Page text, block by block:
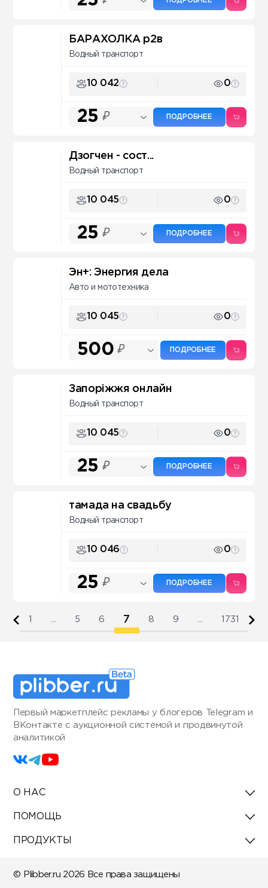
БАРАХОЛКА р2в
Водный транспорт
10 042 0
25 ₽ ПОДРОБНЕЕ
Дзогчен - сост...
Водный транспорт
10 045 0
25 ₽ ПОДРОБНЕЕ
Эн+: Энергия дела
Авто и мототехника
10 045 0
500 ₽ ПОДРОБНЕЕ
Запоріжжя онлайн
Водный транспорт
10 045 0
25 ₽ ПОДРОБНЕЕ
тамада на свадьбу
Водный транспорт
10 046 0
25 ₽ ПОДРОБНЕЕ
5 6 7 8 9 1731
Первый маркетплейс рекламы у блогеров Telegram и
ВКонтакте с аукционной системой и продвинутой
аналитикой
О НАС
ПОМОЩЬ
ПРОДУКТЫ
© Plibber.ru 2026 Все права защищены